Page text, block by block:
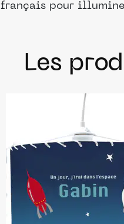
français pour
Les